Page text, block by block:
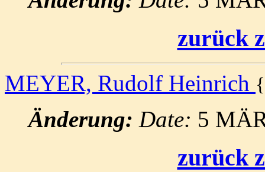
zurück
MEYER, Rudolf Heinrich
Änderung: Date: 5
zurück